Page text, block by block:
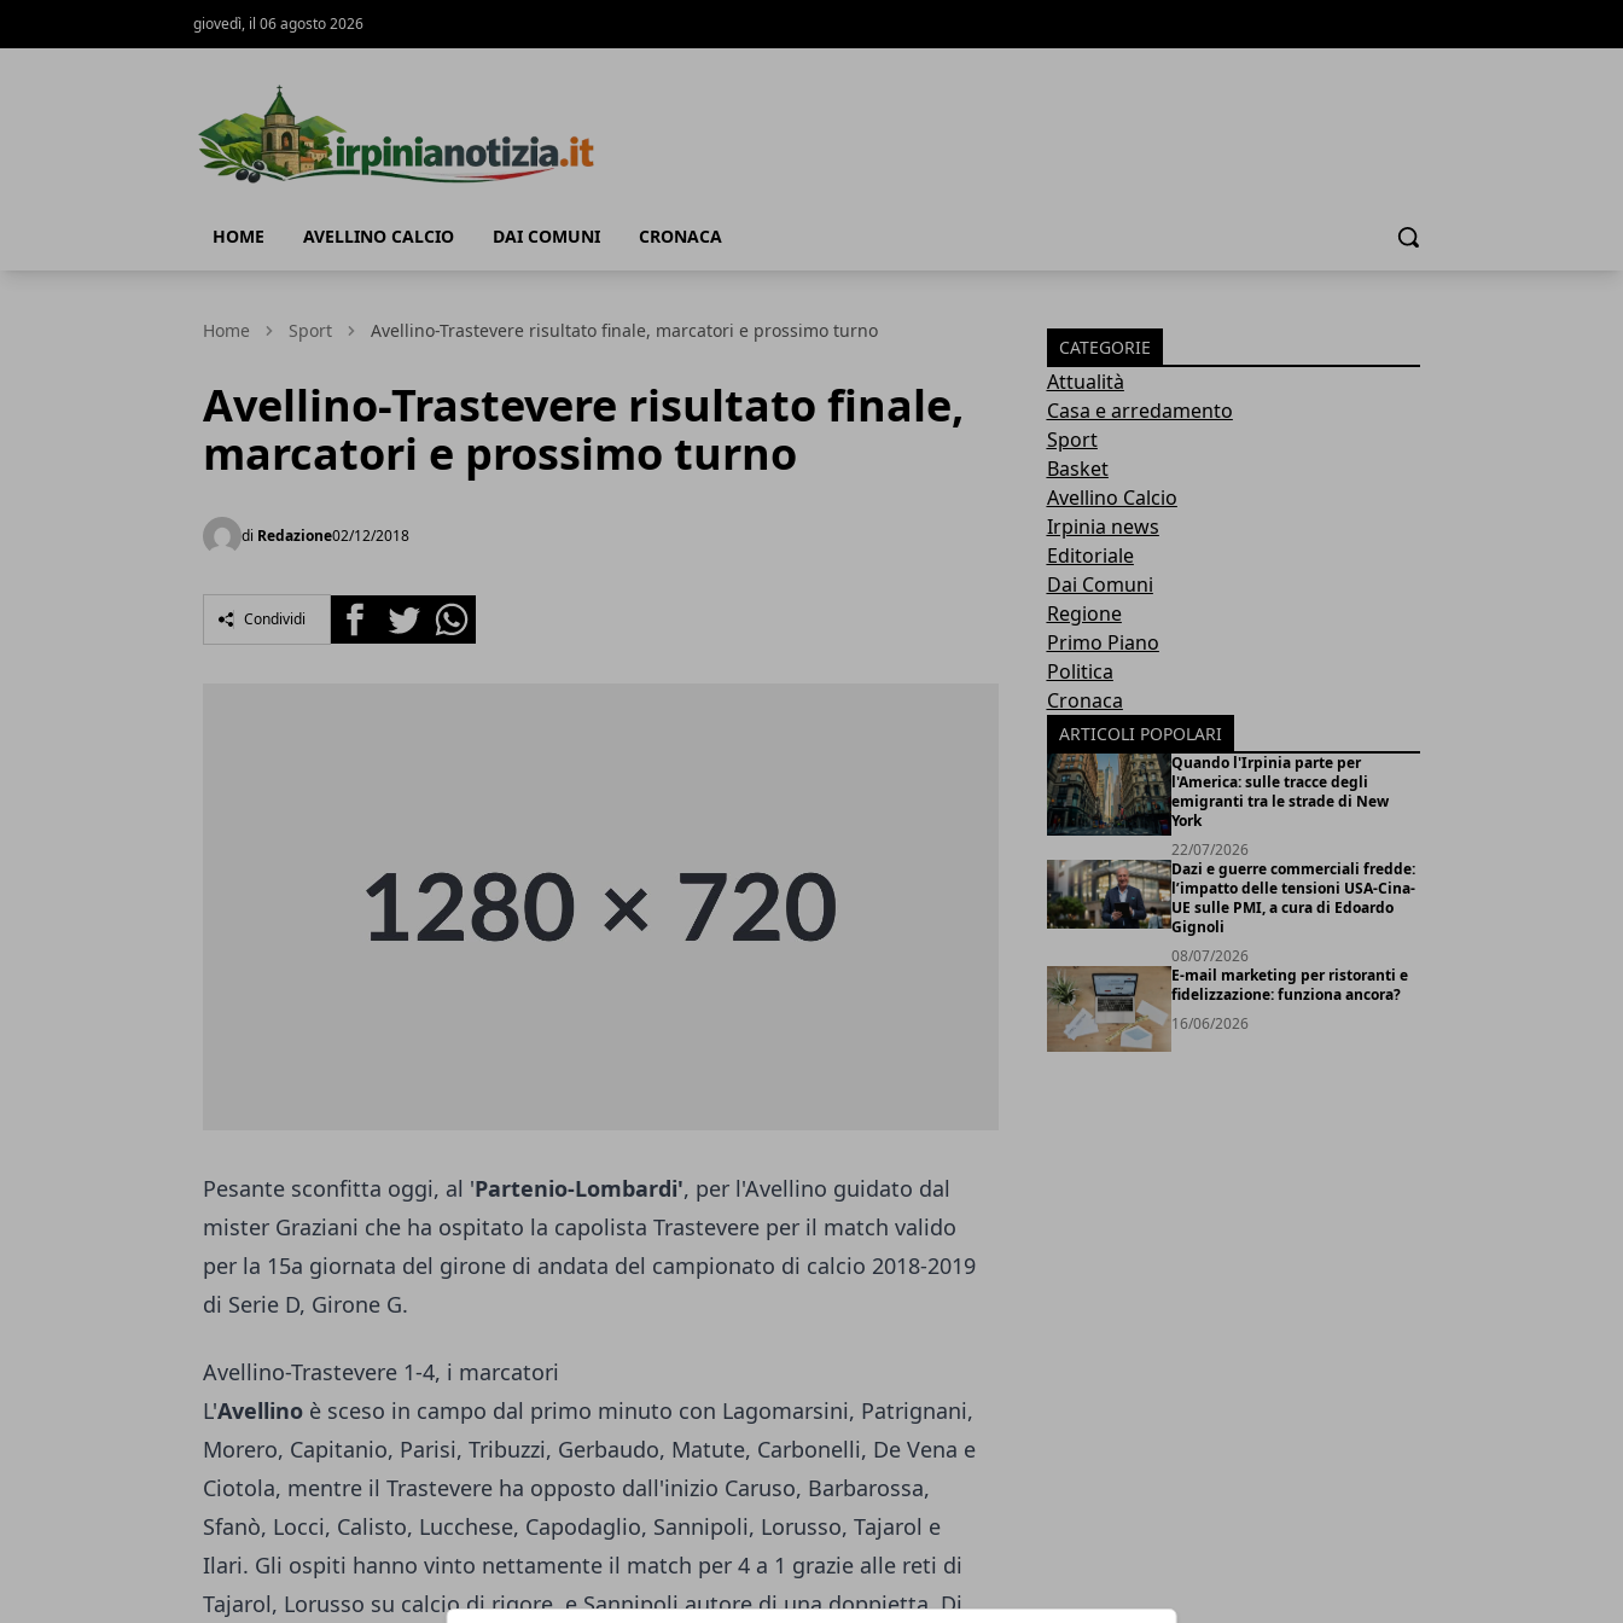
giovedì, il 06 agosto 2026
HOME AVELLINO CALCIO DAI COMUNI CRONACA Cerca
Home Sport Avellino-Trastevere risultato finale, marcatori e prossimo turno
Avellino-Trastevere risultato finale,
marcatori e prossimo turno
di Redazione02/12/2018
Condividi FacebookTwitterWhatsapp
Pesante sconfitta oggi, al 'Partenio-Lombardi', per l'Avellino guidato dal
mister Graziani che ha ospitato la capolista Trastevere per il match valido
per la 15a giornata del girone di andata del campionato di calcio 2018-2019
di Serie D, Girone G.
Avellino-Trastevere 1-4, i marcatori
L'Avellino è sceso in campo dal primo minuto con Lagomarsini, Patrignani,
Morero, Capitanio, Parisi, Tribuzzi, Gerbaudo, Matute, Carbonelli, De Vena e
Ciotola, mentre il Trastevere ha opposto dall'inizio Caruso, Barbarossa,
Sfanò, Locci, Calisto, Lucchese, Capodaglio, Sannipoli, Lorusso, Tajarol e
Ilari. Gli ospiti hanno vinto nettamente il match per 4 a 1 grazie alle reti di
Tajarol, Lorusso su calcio di rigore, e Sannipoli autore di una doppietta. Di
CATEGORIE
Attualità
Casa e arredamento
Sport
Basket
Avellino Calcio
Irpinia news
Editoriale
Dai Comuni
Regione
Primo Piano
Politica
Cronaca
ARTICOLI POPOLARI
Quando l'Irpinia parte per
l'America: sulle tracce degli
emigranti tra le strade di New
York
22/07/2026
Dazi e guerre commerciali fredde:
l’impatto delle tensioni USA-Cina-
UE sulle PMI, a cura di Edoardo
Gignoli
08/07/2026
E-mail marketing per ristoranti e
fidelizzazione: funziona ancora?
16/06/2026